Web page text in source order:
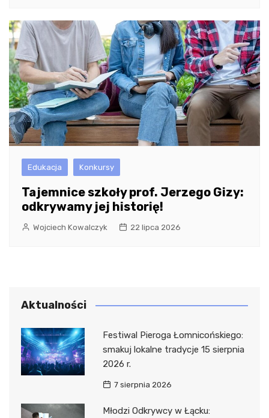
Edukacja Konkursy
Tajemnice szkoły prof. Jerzego Gizy:
odkrywamy jej historię!
Wojciech Kowalczyk 22 lipca 2026
Aktualności
Festiwal Pieroga Łomnicońskiego:
smakuj lokalne tradycje 15 sierpnia
2026 r.
7 sierpnia 2026
Młodzi Odkrywcy w Łącku: